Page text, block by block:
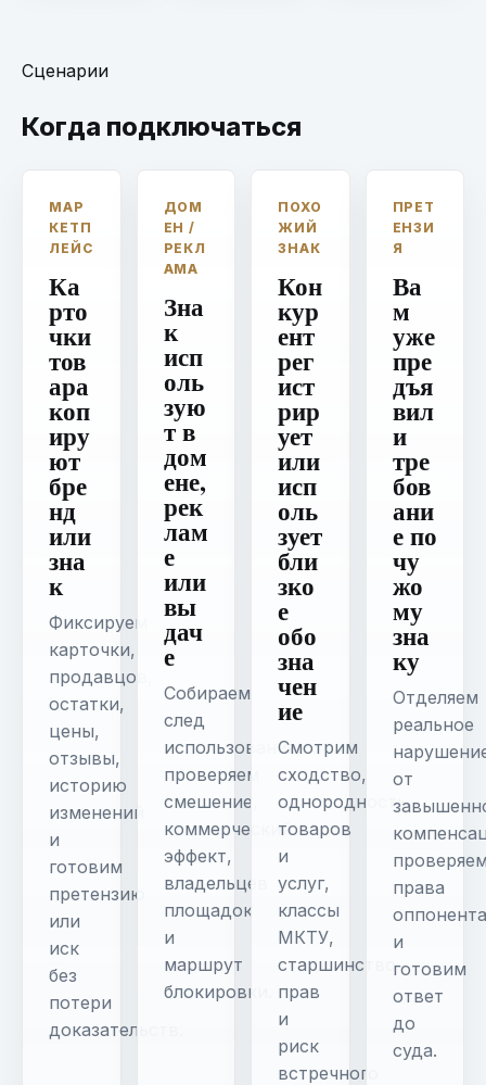
Сценарии
Когда подключаться
МАР
КЕТП
ЛЕЙС
Ка
рто
чки
тов
ара
коп
иру
ют
бре
нд
или
зна
к
Фиксируем
карточки,
продавцов,
остатки,
цены,
отзывы,
историю
изменений
и
готовим
претензию
или
иск
без
потери
доказательств.
ДОМ
ЕН /
РЕКЛ
АМА
Зна
к
исп
оль
зую
т в
дом
ене,
рек
лам
е
или
вы
дач
е
Собираем
след
использования,
проверяем
смешение,
коммерческий
эффект,
владельцев
площадок
и
маршрут
блокировки.
ПОХО
ЖИЙ
ЗНАК
Кон
кур
ент
рег
ист
рир
ует
или
исп
оль
зует
бли
зко
е
обо
зна
чен
ие
Смотрим
сходство,
однородность
товаров
и
услуг,
классы
МКТУ,
старшинство
прав
и
риск
встречного
ПРЕТ
ЕНЗИ
Я
Ва
м
уже
пре
дъя
вил
и
тре
бов
ани
е по
чу
жо
му
зна
ку
Отделяем
реальное
от
права
оппонента
и
готовим
ответ
до
суда.